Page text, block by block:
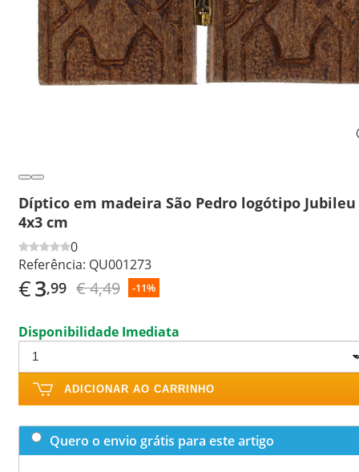
Díptico em madeira São Pedro logótipo Jubileu
4x3 cm
0
Referência: QU001273
€3,99 € 4,49 -11%
Disponibilidade Imediata
ADICIONAR AO CARRINHO
Quero o envio grátis para este artigo